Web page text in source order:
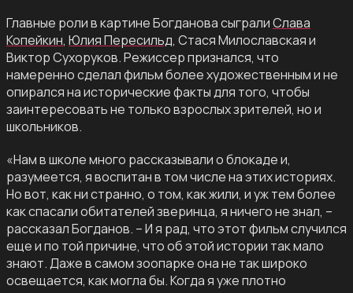
Главные роли в картине Богданова сыгралиСлава
Копейкин, Юлия Пересильд, Стася Милославская и
Виктор Сухоруков. Режиссер признался, что
намеренно сделал фильм более художественным и не
опирался на исторические факты для того, чтобы
заинтересовать не только взрослых зрителей, но и
школьников.
«Нам в школе много рассказывали о блокаде и,
разумеется, я воспитан в том числе на этих историях.
Но вот, как ни странно, о том, как жили, и уж тем более
как спасали обитателей зверинца, я ничего не знал, –
рассказал Богданов. – И я рад, что этот фильм случился
еще и по той причине, что об этой истории так мало
знают. Даже в самом зоопарке она не так широко
освещается, как могла бы. Когда я уже плотно